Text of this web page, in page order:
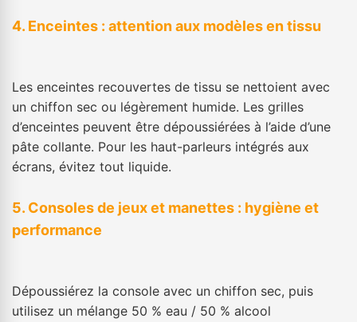
4. Enceintes : attention aux modèles en tissu
Les enceintes recouvertes de tissu se nettoient avec
un chiffon sec ou légèrement humide. Les grilles
d’enceintes peuvent être dépoussiérées à l’aide d’une
pâte collante. Pour les haut-parleurs intégrés aux
écrans, évitez tout liquide.
5. Consoles de jeux et manettes : hygiène et
performance
Dépoussiérez la console avec un chiffon sec, puis
utilisez un mélange 50 % eau / 50 % alcool